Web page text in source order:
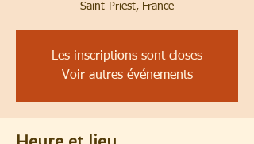
Saint-Priest, France
Les inscriptions sont closes
Voir autres événements